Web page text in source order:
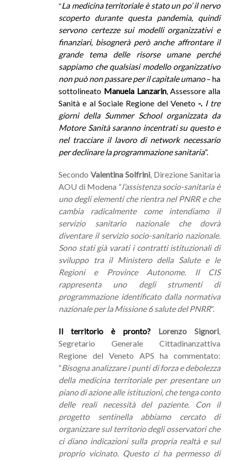
“La medicina territoriale è stato un po’ il nervo
scoperto durante questa pandemia, quindi
servono certezze sui modelli organizzativi e
finanziari, bisognerà però anche affrontare il
grande tema delle risorse umane perché
sappiamo che qualsiasi modello organizzativo
non può non passare per il capitale umano– ha
sottolineato Manuela Lanzarin, Assessore alla
Sanità e al Sociale Regione del Veneto -. I tre
giorni della Summer School organizzata da
Motore Sanità saranno incentrati su questo e
nel tracciare il lavoro di network necessario
per declinare la programmazione sanitaria”.
Secondo Valentina Solfrini, Direzione Sanitaria
AOU di Modena “l’assistenza socio-sanitaria è
uno degli elementi che rientra nel PNRR e che
cambia radicalmente come intendiamo il
servizio sanitario nazionale che dovrà
diventare il servizio socio-sanitario nazionale.
Sono stati già varati i contratti istituzionali di
sviluppo tra il Ministero della Salute e le
Regioni e Province Autonome. Il CIS
rappresenta uno degli strumenti di
programmazione identificato dalla normativa
nazionale per la Missione 6 salute del PNRR”.
Il territorio è pronto? Lorenzo Signori,
Segretario Generale Cittadinanzattiva
Regione del Veneto APS ha commentato:
“Bisogna analizzare i punti di forza e debolezza
della medicina territoriale per presentare un
piano di azione alle istituzioni, che tenga conto
delle reali necessità del paziente. Con il
progetto sentinella abbiamo cercato di
organizzare sul territorio degli osservatori che
ci diano indicazioni sulla propria realtà e sul
proprio vicinato. Questo ci ha permesso di